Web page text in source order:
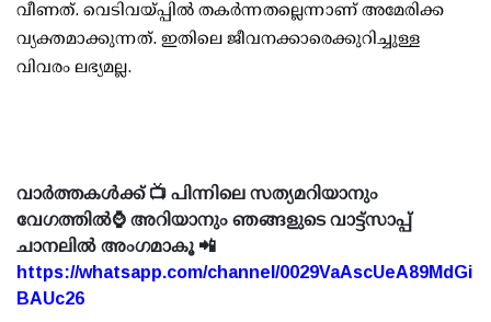
വീണത്. വെടിവയ്പ്പില്‍ തകര്‍ന്നതല്ലെന്നാണ് അമേരിക്ക
വ്യക്തമാക്കുന്നത്. ഇതിലെ ജീവനക്കാരെക്കുറിച്ചുള്ള
വിവരം ലഭ്യമല്ല.
വാർത്തകൾക്ക് 📺 പിന്നിലെ സത്യമറിയാനും
വേഗത്തിൽ⌚ അറിയാനും ഞങ്ങളുടെ വാട്ട്സാപ്പ്
ചാനലിൽ അംഗമാകൂ 📲
https://whatsapp.com/channel/0029VaAscUeA89MdGi
BAUc26